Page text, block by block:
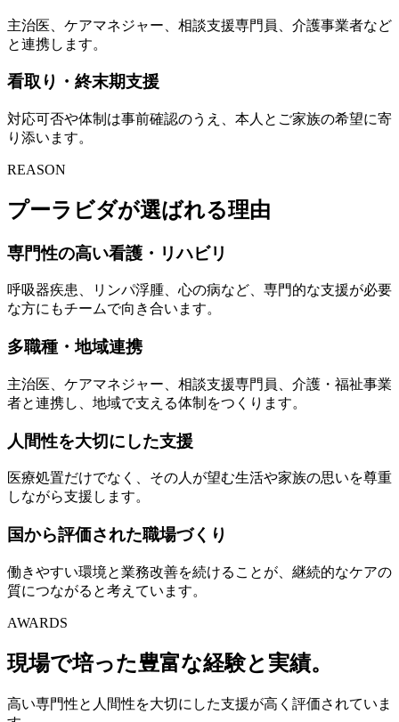
主治医、ケアマネジャー、相談支援専門員、介護事業者など
と連携します。
看取り・終末期支援
対応可否や体制は事前確認のうえ、本人とご家族の希望に寄
り添います。
REASON
プーラビダが選ばれる理由
専門性の高い看護・リハビリ
呼吸器疾患、リンパ浮腫、心の病など、専門的な支援が必要
な方にもチームで向き合います。
多職種・地域連携
主治医、ケアマネジャー、相談支援専門員、介護・福祉事業
者と連携し、地域で支える体制をつくります。
人間性を大切にした支援
医療処置だけでなく、その人が望む生活や家族の思いを尊重
しながら支援します。
国から評価された職場づくり
働きやすい環境と業務改善を続けることが、継続的なケアの
質につながると考えています。
AWARDS
現場で培った豊富な経験と実績。
高い専門性と人間性を大切にした支援が高く評価されていま